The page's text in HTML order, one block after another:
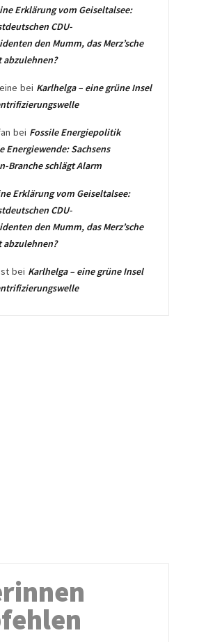
Erklärung vom Geiseltalsee:
CDU-
den Mumm, das Merz’sche
abzulehnen?
bei Karlhelga – eine grüne Insel
bei Fossile Energiepolitik
Energiewende: Sachsens
Branche schlägt Alarm
Erklärung vom Geiseltalsee:
CDU-
den Mumm, das Merz’sche
abzulehnen?
bei Karlhelga – eine grüne Insel